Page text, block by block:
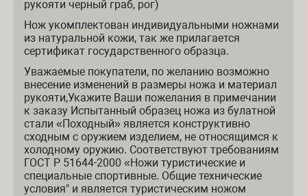
рукояти черный граб, рог)
Нож укомплектован индивидуальными ножнами
из натуральной кожи, так же прилагается
сертификат государственного образца.
Уважаемые покупатели, по желанию возможно
внесение изменений в размеры ножа и материал
рукояти,Укажите Ваши пожелания в примечании
к заказу Испытанный образец ножа из булатной
стали «Походный» является конструктивно
сходным с оружием изделием, не относящимся к
холодному оружию. Соответствуют требованиям
ГОСТ Р 51644-2000 «Ножи туристические и
специальные спортивные. Общие технические
условия" и является туристическим ножом